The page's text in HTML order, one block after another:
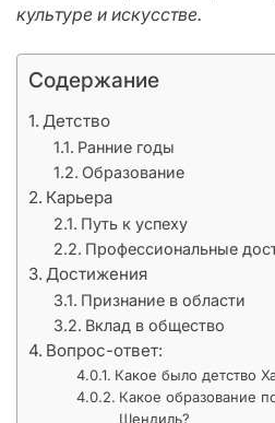
культуре и искусстве.
Содержание
Детство
Ранние годы
Образование
Карьера
Путь к успеху
Профессиональные
Достижения
Признание в области
Вклад в общество
Вопрос-ответ:
Какое было детство
Какое образование
Шендиль?